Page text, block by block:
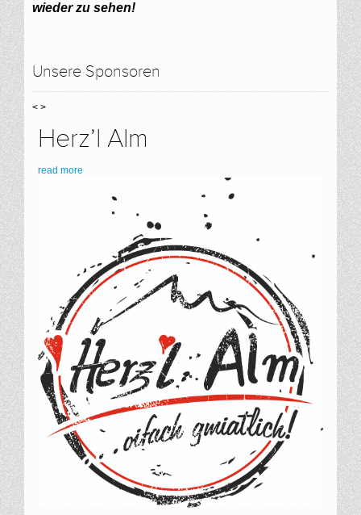
wieder zu sehen!
Unsere Sponsoren
< >
Herz’l Alm
read more